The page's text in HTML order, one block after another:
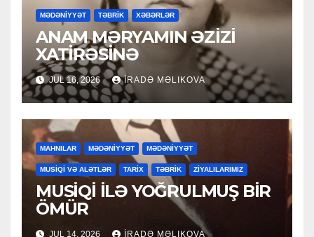
MƏDƏNİYYƏT TƏBRİK XƏBƏRLƏR
ANAM MƏRYAMIN ƏZİZİ
XATİRƏSİNƏ
JUL 16, 2026 İRADƏ MƏLIKOVA
MAHNILAR MƏDƏNİYYƏT MƏDƏNİYYƏT
MUSİQİ VƏ ALƏTLƏR TARİX TƏBRİK ZİYALILARIMIZ
MUSİQİ İLƏ YOĞRULMUŞ BİR
ÖMÜR
JUL 14, 2026 İRADƏ MƏLIKOVA